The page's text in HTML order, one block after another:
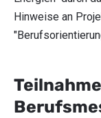
Hinweise an